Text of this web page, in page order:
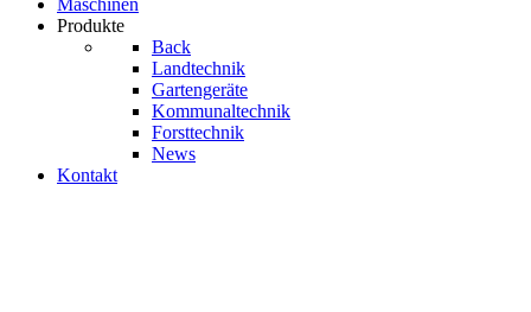
Maschinen
Produkte
Back
Landtechnik
Gartengeräte
Kom­mu­nal­tech­nik
Forsttechnik
News
Kontakt